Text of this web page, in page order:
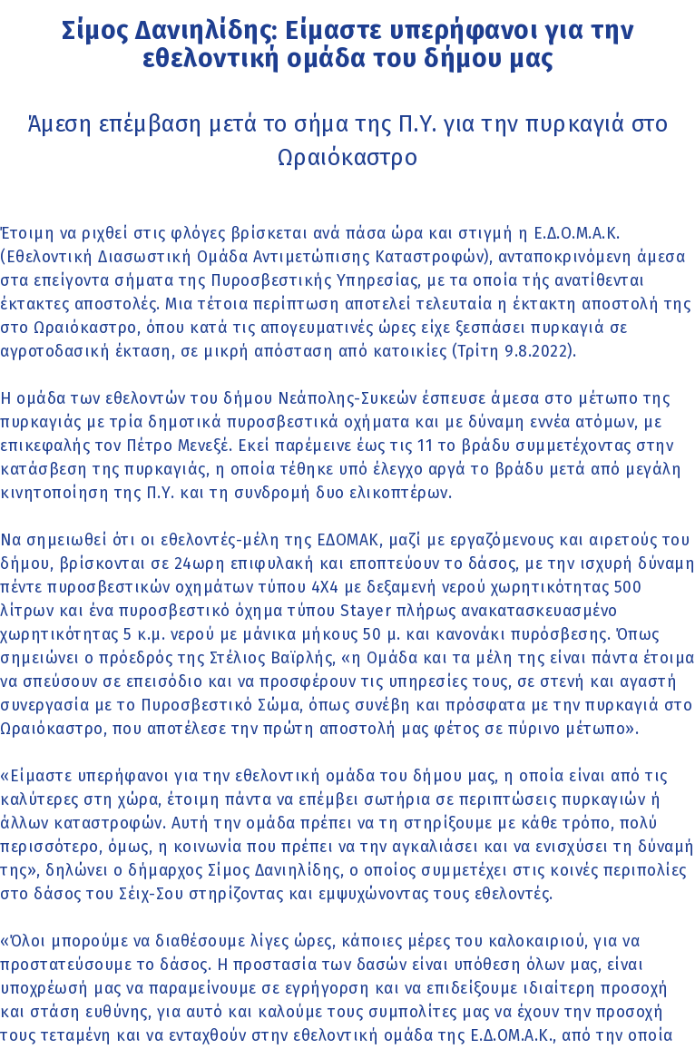
Σίμος Δανιηλίδης: Είμαστε υπερήφανοι για την
εθελοντική ομάδα του δήμου μας
Άμεση επέμβαση μετά το σήμα της Π.Υ. για την πυρκαγιά στο
Ωραιόκαστρο
Έτοιμη να ριχθεί στις φλόγες βρίσκεται ανά πάσα ώρα και στιγμή η Ε.Δ.Ο.Μ.Α.Κ.
(Εθελοντική Διασωστική Ομάδα Αντιμετώπισης Καταστροφών), ανταποκρινόμενη άμεσα
στα επείγοντα σήματα της Πυροσβεστικής Υπηρεσίας, με τα οποία τής ανατίθενται
έκτακτες αποστολές. Μια τέτοια περίπτωση αποτελεί τελευταία η έκτακτη αποστολή της
στο Ωραιόκαστρο, όπου κατά τις απογευματινές ώρες είχε ξεσπάσει πυρκαγιά σε
αγροτοδασική έκταση, σε μικρή απόσταση από κατοικίες (Τρίτη 9.8.2022).
Η ομάδα των εθελοντών του δήμου Νεάπολης-Συκεών έσπευσε άμεσα στο μέτωπο της
πυρκαγιάς με τρία δημοτικά πυροσβεστικά οχήματα και με δύναμη εννέα ατόμων, με
επικεφαλής τον Πέτρο Μενεξέ. Εκεί παρέμεινε έως τις 11 το βράδυ συμμετέχοντας στην
κατάσβεση της πυρκαγιάς, η οποία τέθηκε υπό έλεγχο αργά το βράδυ μετά από μεγάλη
κινητοποίηση της Π.Υ. και τη συνδρομή δυο ελικοπτέρων.
Να σημειωθεί ότι οι εθελοντές-μέλη της ΕΔΟΜΑΚ, μαζί με εργαζόμενους και αιρετούς του
δήμου, βρίσκονται σε 24ωρη επιφυλακή και εποπτεύουν το δάσος, με την ισχυρή δύναμη
πέντε πυροσβεστικών οχημάτων τύπου 4Χ4 με δεξαμενή νερού χωρητικότητας 500
λίτρων και ένα πυροσβεστικό όχημα τύπου Stayer πλήρως ανακατασκευασμένο
χωρητικότητας 5 κ.μ. νερού με μάνικα μήκους 50 μ. και κανονάκι πυρόσβεσης. Όπως
σημειώνει ο πρόεδρός της Στέλιος Βαϊρλής, «η Ομάδα και τα μέλη της είναι πάντα έτοιμα
να σπεύσουν σε επεισόδιο και να προσφέρουν τις υπηρεσίες τους, σε στενή και αγαστή
συνεργασία με το Πυροσβεστικό Σώμα, όπως συνέβη και πρόσφατα με την πυρκαγιά στο
Ωραιόκαστρο, που αποτέλεσε την πρώτη αποστολή μας φέτος σε πύρινο μέτωπο».
«Είμαστε υπερήφανοι για την εθελοντική ομάδα του δήμου μας, η οποία είναι από τις
καλύτερες στη χώρα, έτοιμη πάντα να επέμβει σωτήρια σε περιπτώσεις πυρκαγιών ή
άλλων καταστροφών. Αυτή την ομάδα πρέπει να τη στηρίξουμε με κάθε τρόπο, πολύ
περισσότερο, όμως, η κοινωνία που πρέπει να την αγκαλιάσει και να ενισχύσει τη δύναμή
της», δηλώνει ο δήμαρχος Σίμος Δανιηλίδης, ο οποίος συμμετέχει στις κοινές περιπολίες
στο δάσος του Σέιχ-Σου στηρίζοντας και εμψυχώνοντας τους εθελοντές.
«Όλοι μπορούμε να διαθέσουμε λίγες ώρες, κάποιες μέρες του καλοκαιριού, για να
προστατεύσουμε το δάσος. Η προστασία των δασών είναι υπόθεση όλων μας, είναι
υποχρέωσή μας να παραμείνουμε σε εγρήγορση και να επιδείξουμε ιδιαίτερη προσοχή
και στάση ευθύνης, για αυτό και καλούμε τους συμπολίτες μας να έχουν την προσοχή
τους τεταμένη και να ενταχθούν στην εθελοντική ομάδα της Ε.Δ.ΟΜ.Α.Κ., από την οποία